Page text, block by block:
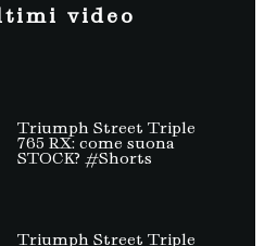
video
Triumph Street Triple
765 RX: come suona
STOCK? #Shorts
Triumph Street Triple